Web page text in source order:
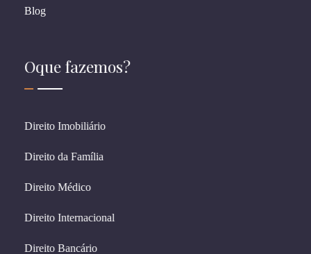
Blog
Oque fazemos?
Direito Imobiliário
Direito da Família
Direito Médico
Direito Internacional
Direito Bancário